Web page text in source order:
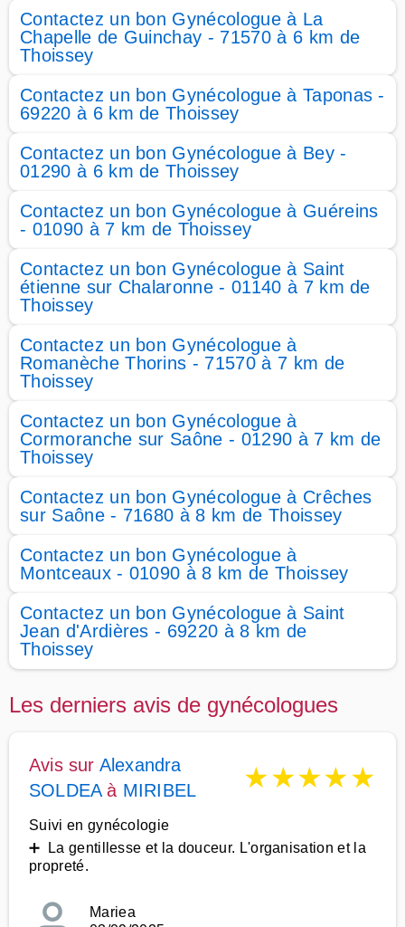
Contactez un bon Gynécologue à La
Chapelle de Guinchay - 71570 à 6 km de
Thoissey
Contactez un bon Gynécologue à Taponas -
69220 à 6 km de Thoissey
Contactez un bon Gynécologue à Bey -
01290 à 6 km de Thoissey
Contactez un bon Gynécologue à Guéreins
- 01090 à 7 km de Thoissey
Contactez un bon Gynécologue à Saint
étienne sur Chalaronne - 01140 à 7 km de
Thoissey
Contactez un bon Gynécologue à
Romanèche Thorins - 71570 à 7 km de
Thoissey
Contactez un bon Gynécologue à
Cormoranche sur Saône - 01290 à 7 km de
Thoissey
Contactez un bon Gynécologue à Crêches
sur Saône - 71680 à 8 km de Thoissey
Contactez un bon Gynécologue à
Montceaux - 01090 à 8 km de Thoissey
Contactez un bon Gynécologue à Saint
Jean d'Ardières - 69220 à 8 km de
Thoissey
Les derniers avis de gynécologues
Avis sur Alexandra
SOLDEAà MIRIBEL ★★★★★
Suivi en gynécologie
➕ La gentillesse et la douceur. L'organisation et la
propreté.
Mariea